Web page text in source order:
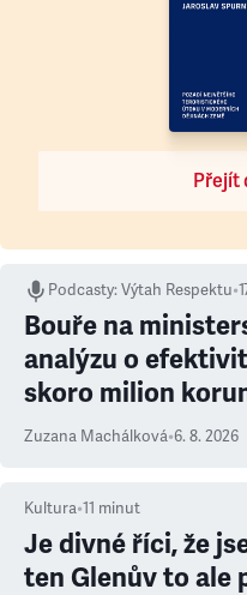
Přejít
Podcasty:Výtah Respektu•
Bouře na
analýzu o
skoro milion
Zuzana Machálková•6. 8. 2026
Kultura•11 minut
Je divné říci, že
ten Glenův to